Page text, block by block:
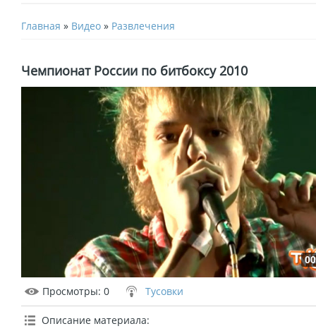
Главная » Видео » Развлечения
Чемпионат России по битбоксу 2010
Просмотры: 0 Тусовки
Описание материала: